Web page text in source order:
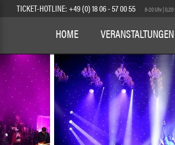
TICKET-HOTLINE:+49 (0) 18 06 - 57 00 55 8-20 Uhr |
HOME VERANSTALTUNGEN
1 2 3 4 5 6 7 8